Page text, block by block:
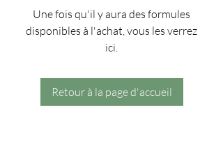
Une fois qu'il y aura des formules
disponibles à l'achat, vous les verrez
ici.
Retour à la page d'accueil